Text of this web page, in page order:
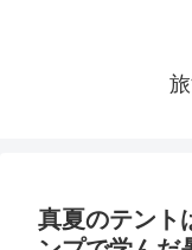
真夏のテント